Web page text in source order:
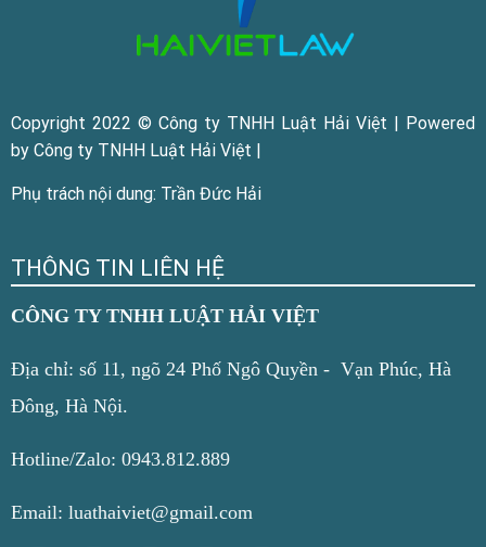
Copyright 2022 © Công ty TNHH Luật Hải Việt | Powered
by Công ty TNHH Luật Hải Việt |
Phụ trách nội dung: Trần Đức Hải
THÔNG TIN LIÊN HỆ
CÔNG TY TNHH LUẬT HẢI VIỆT
Địa chỉ: số 11, ngõ 24 Phố Ngô Quyền - Vạn Phúc, Hà
Đông, Hà Nội.
Hotline/Zalo: 0943.812.889
Email: luathaiviet@gmail.com